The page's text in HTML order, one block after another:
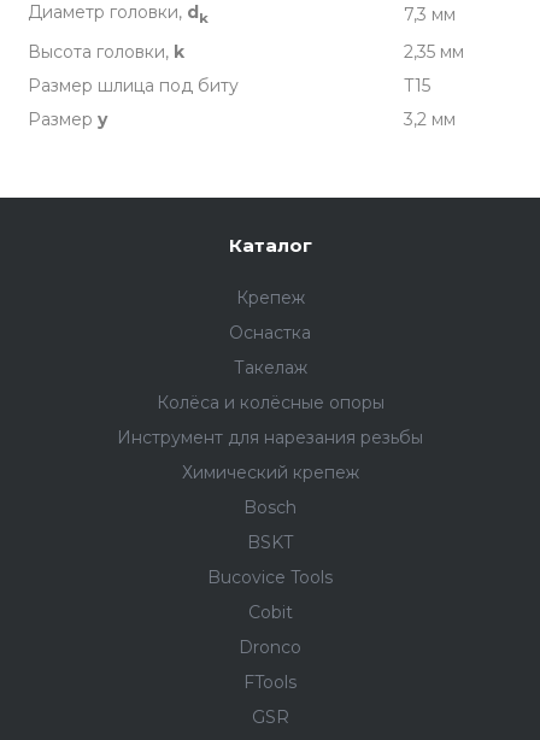
Диаметр головки, dk
7,3 мм
Высота головки, k
2,35 мм
Размер шлица под биту
T15
Размер y 3,2 мм
Каталог
Крепеж
Оснастка
Такелаж
Колёса и колëсные опоры
Инструмент для нарезания резьбы
Химический крепеж
Bosch
BSKT
Bucovice Tools
Cobit
Dronco
FTools
GSR